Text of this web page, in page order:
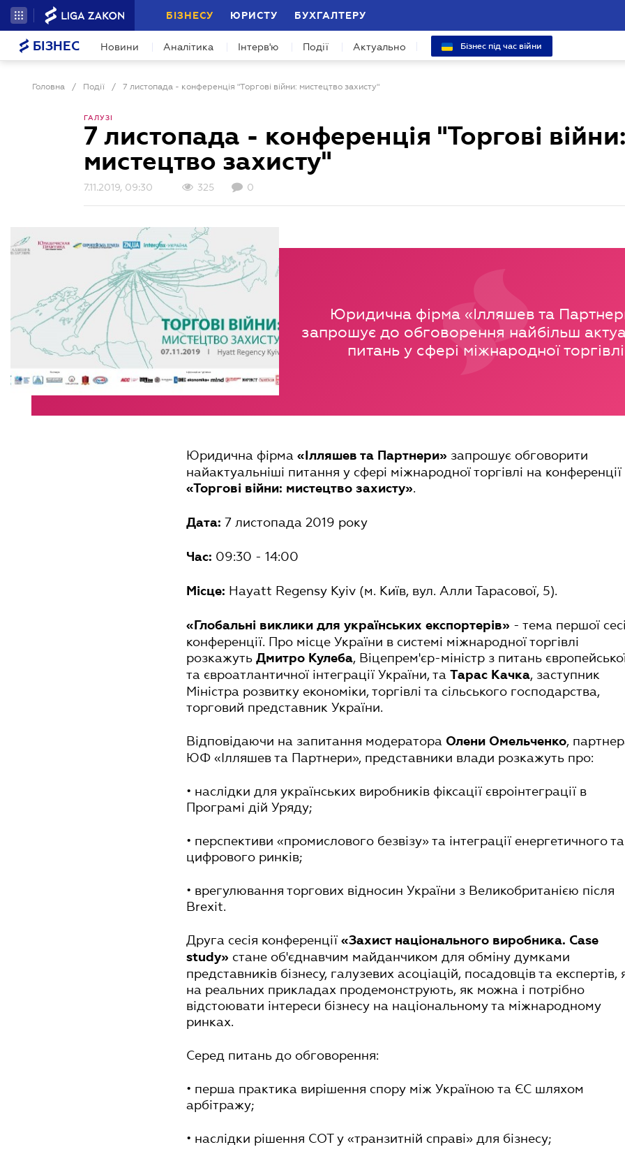
БІЗНЕСУ ЮРИСТУ БУХГАЛТЕРУ
БІЗНЕС Новини Аналітика Інтерв'ю Події Актуально Бізнес під час війни
Головна / Події / 7 листопада - конференція "Торгові війни: мистецтво захисту"
ГАЛУЗІ
7 листопада - конференція "Торгові війни:
мистецтво захисту"
7.11.2019, 09:30 325 0
Юридична фірма «Ілляшев та
запрошує до обговорення найбільш
питань у сфері міжнародної торгівлі
Юридична фірма «Ілляшев та Партнери» запрошує обговорити
найактуальніші питання у сфері міжнародної торгівлі на конференції
«Торгові війни: мистецтво захисту».
Дата: 7 листопада 2019 року
Час: 09:30 - 14:00
Місце: Hayatt Regensy Kyiv (м. Київ, вул. Алли Тарасової, 5).
«Глобальні виклики для українських експортерів» - тема першої
конференції. Про місце України в системі міжнародної торгівлі
розкажуть Дмитро Кулеба, Віцепрем'єр-міністр з питань
та євроатлантичної інтеграції України, та Тарас Качка, заступник
Міністра розвитку економіки, торгівлі та сільського господарства,
торговий представник України.
Відповідаючи на запитання модератора Олени Омельченко,
ЮФ «Ілляшев та Партнери», представники влади розкажуть про:
• наслідки для українських виробників фіксації євроінтеграції в
Програмі дій Уряду;
• перспективи «промислового безвізу» та інтеграції енергетичного та
цифрового ринків;
• врегулювання торгових відносин України з Великобританією після
Brexit.
Друга сесія конференції «Захист національного виробника. Case
study» стане об'єднавчим майданчиком для обміну думками
представників бізнесу, галузевих асоціацій, посадовців та експертів,
на реальних прикладах продемонструють, як можна і потрібно
відстоювати інтереси бізнесу на національному та міжнародному
ринках.
Серед питань до обговорення:
• перша практика вирішення спору між Україною та ЄС шляхом
арбітражу;
• наслідки рішення СОТ у «транзитній справі» для бізнесу;